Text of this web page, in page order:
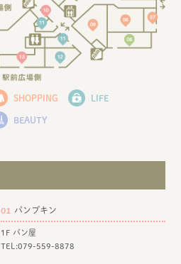
SHOPPING LIFE
BEAUTY
01 パンプキン
1F パン屋
TEL:079-559-8878